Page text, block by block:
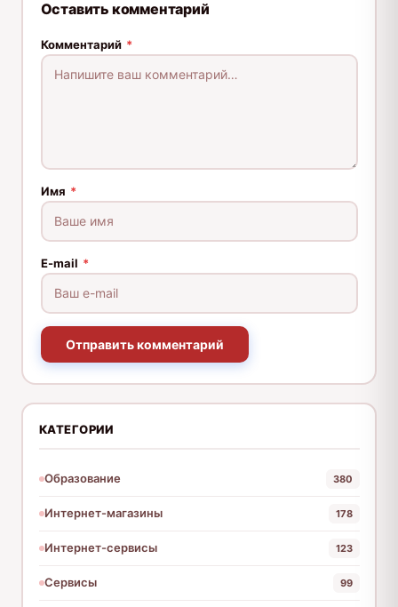
Оставить комментарий
Комментарий *
Имя *
E-mail *
Отправить комментарий
КАТЕГОРИИ
Образование 380
Интернет-магазины 178
Интернет-сервисы 123
Сервисы 99